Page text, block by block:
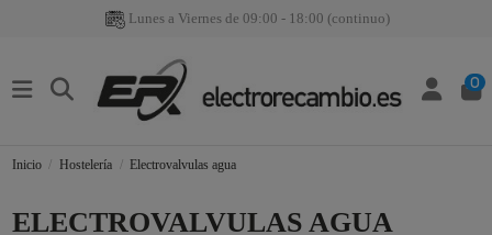
Lunes a Viernes de 09:00 - 18:00 (continuo)
0
Inicio Hostelería Electrovalvulas agua
ELECTROVALVULAS AGUA